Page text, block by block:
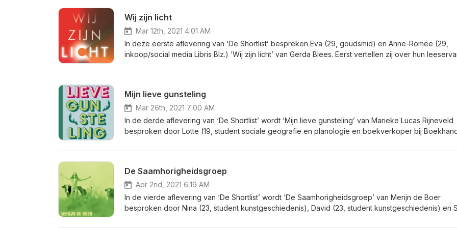
Wij zijn licht
Mar 12th, 2021 4:01 AM
In deze eerste aflevering van ‘De Shortlist’ bespreken Eva (29, goudsmid) en Anne-Romee (29,
inkoop/social media Libris Blz.) ‘Wij zijn licht’ van Gerda Blees. Eerst vertellen zij over hun
waarmee ze na het lezen van ‘Wij zijn licht’ achterbleven. Daarna krijgen zij de kans Gerda Blees
Mijn lieve gunsteling
Mar 26th, 2021 7:00 AM
In de derde aflevering van ‘De Shortlist’ wordt ‘Mijn lieve gunsteling’ van Marieke Lucas Rijneveld
besproken door Lotte (19, student sociale geografie en planologie en boekverkoper bij
meeslepende lange zinnen, de heftige thematiek en hoe je als lezer wordt uitgedaagd om dingen
lieve gunsteling’, het intensieve schrijfproces en hoe taal lichtheid kan brengen in zware
De Saamhorigheidsgroep
Apr 2nd, 2021 6:19 AM
In de vierde aflevering van ‘De Shortlist’ wordt ‘De Saamhorigheidsgroep’ van Merijn de Boer
besproken door Nina (23, student kunstgeschiedenis), David (23, student kunstgeschiedenis) en